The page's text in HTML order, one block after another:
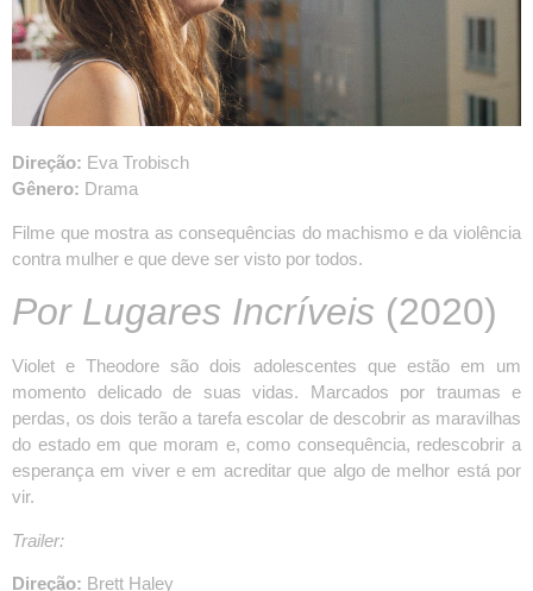
Direção: Eva Trobisch
Gênero: Drama
Filme que mostra as consequências do machismo e da violência
contra mulher e que deve ser visto por todos.
Por Lugares Incríveis (2020)
Violet e Theodore são dois adolescentes que estão em um
momento delicado de suas vidas. Marcados por traumas e
perdas, os dois terão a tarefa escolar de descobrir as maravilhas
do estado em que moram e, como consequência, redescobrir a
esperança em viver e em acreditar que algo de melhor está por
vir.
Trailer:
Direção: Brett Haley